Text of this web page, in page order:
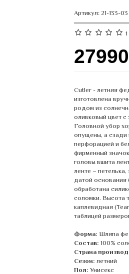
Артикул: 21-133-03
1
27990
Cutler - летняя
изготовлена
родом из
оливковый цвет с
Головной убор
опущены, а сзади
перфорацией и
фирменный
головы вшита
ленте –
датой основания
обработана
соломки. Высота
каплевидная
таблицей
Форма: Шляпа
Состав: 100%
Страна
Сезон: летний
Пол: Унисекс